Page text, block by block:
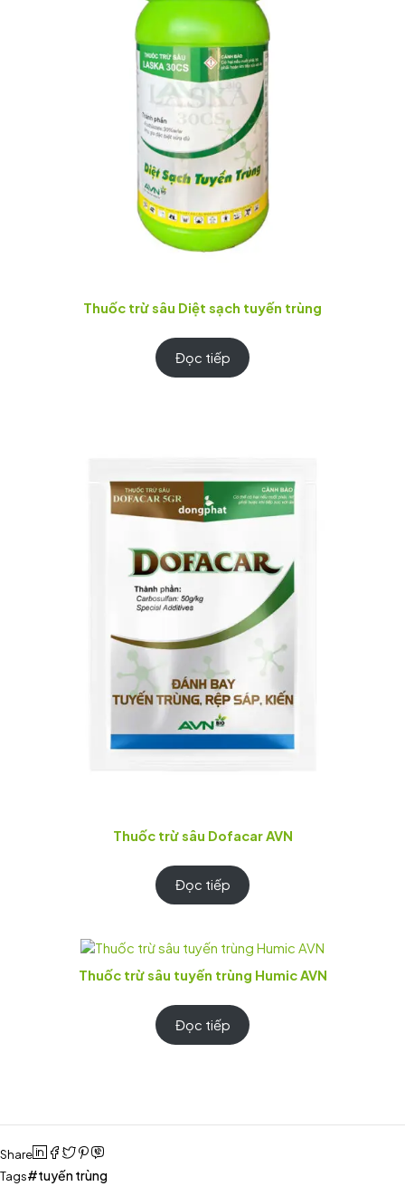
Thuốc trừ sâu Diệt sạch tuyến trùng
Đọc tiếp
Thuốc trừ sâu Dofacar AVN
Đọc tiếp
Thuốc trừ sâu tuyến trùng Humic AVN
Đọc tiếp
Share
Tags
tuyến trùng